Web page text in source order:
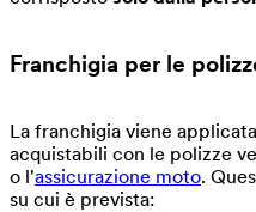
Franchigia per le
La franchigia viene
acquistabili con le polizze
o l'assicurazione moto.
su cui è prevista: